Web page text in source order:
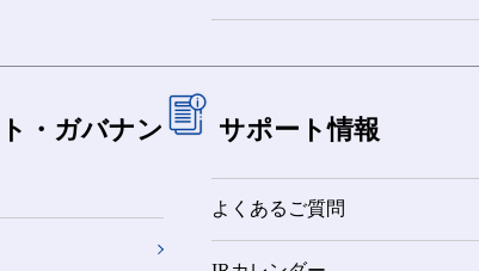
・ガバナン
サポート情報
よくあるご質問